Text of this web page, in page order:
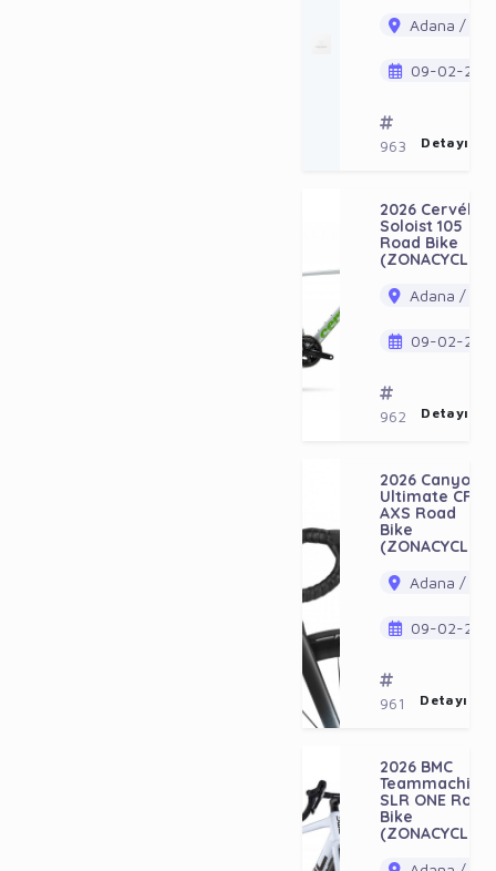
Adana /
09-02-
963 Detayı
2026 Cervélo
Soloist 105
Road Bike
(ZONACYCLES)
Adana /
09-02-
962 Detayı
2026 Canyon
Ultimate CFR
AXS Road
Bike
(ZONACYCLES)
Adana /
09-02-
961 Detayı
2026 BMC
Teammachine
SLR ONE Road
Bike
(ZONACYCLES)